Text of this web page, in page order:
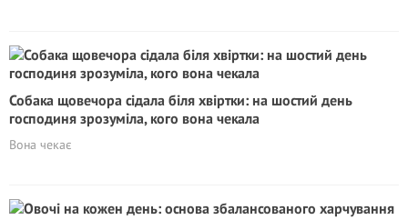
Собака щовечора сідала біля хвіртки: на шостий день
господиня зрозуміла, кого вона чекала
Вона чекає